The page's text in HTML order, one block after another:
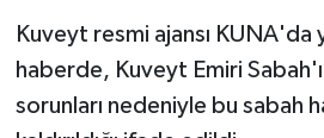
Kuveyt resmi ajansı KUNA'da
haberde, Kuveyt Emiri
sorunları nedeniyle bu sabah